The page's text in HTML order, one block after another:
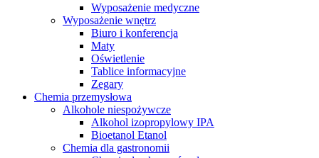
Wyposażenie medyczne
Wyposażenie wnętrz
Biuro i konferencja
Maty
Oświetlenie
Tablice informacyjne
Zegary
Chemia przemysłowa
Alkohole niespożywcze
Alkohol izopropylowy IPA
Bioetanol Etanol
Chemia dla gastronomii